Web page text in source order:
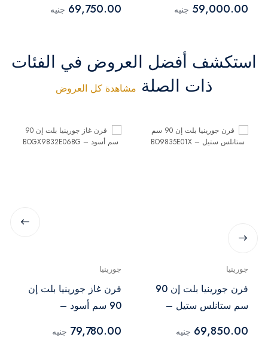
59,000.00 جنيه 69,750.00 جنيه
استكشف أفضل العروض في الفئات
ذات الصلة مشاهدة كل العروض
جورينيا
فرن جورينيا بلت إن 90
سم ستانلس ستيل –
69,850.00 جنيه
جورينيا
فرن غاز جورينيا بلت إن
90 سم أسود –
79,780.00 جنيه